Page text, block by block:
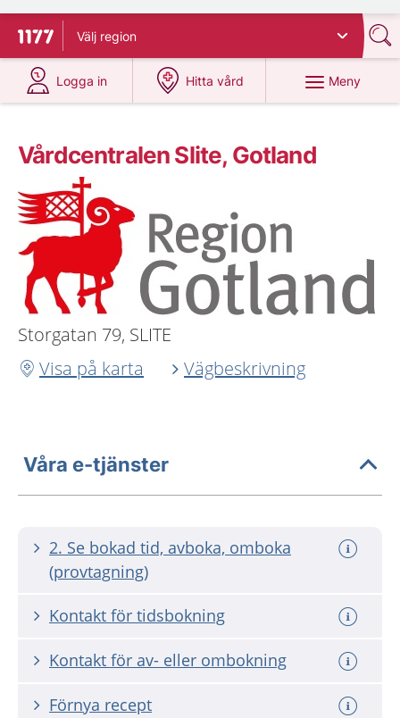
Till startsidan för 1177
Välj region
Logga in
på 1177.se
Hitta vård
på 1177.se
Meny
Vårdcentralen Slite, Gotland
Storgatan 79, SLITE
Visa på karta
Vägbeskrivning
Våra e-tjänster
2. Se bokad tid, avboka, omboka
(provtagning)
Kontakt för tidsbokning
Kontakt för av- eller ombokning
Förnya recept